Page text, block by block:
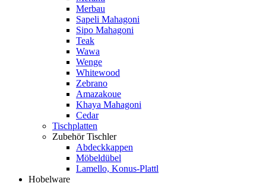
Merbau
Sapeli Mahagoni
Sipo Mahagoni
Teak
Wawa
Wenge
Whitewood
Zebrano
Amazakoue
Khaya Mahagoni
Cedar
Tischplatten
Zubehör Tischler
Abdeckkappen
Möbeldübel
Lamello, Konus-Plattl
Hobelware